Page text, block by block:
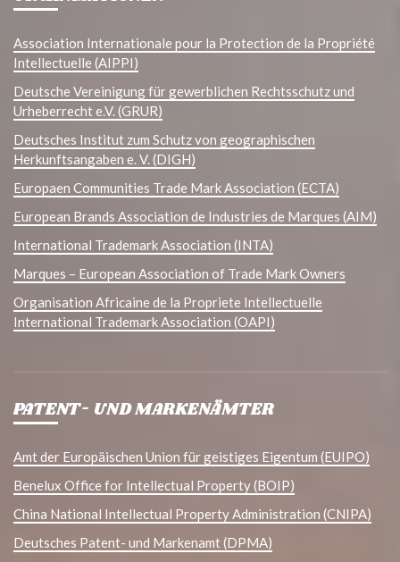
Association Internationale pour la Protection de la Propriété
Intellectuelle (AIPPI)
Deutsche Vereinigung für gewerblichen Rechtsschutz und
Urheberrecht e.V. (GRUR)
Deutsches Institut zum Schutz von geographischen
Herkunftsangaben e. V. (DIGH)
Europaen Communities Trade Mark Association (ECTA)
European Brands Association de Industries de Marques (AIM)
International Trademark Association (INTA)
Marques – European Association of Trade Mark Owners
Organisation Africaine de la Propriete Intellectuelle
International Trademark Association (OAPI)
PATENT- UND MARKENÄMTER
Amt der Europäischen Union für geistiges Eigentum (EUIPO)
Benelux Office for Intellectual Property (BOIP)
China National Intellectual Property Administration (CNIPA)
Deutsches Patent- und Markenamt (DPMA)